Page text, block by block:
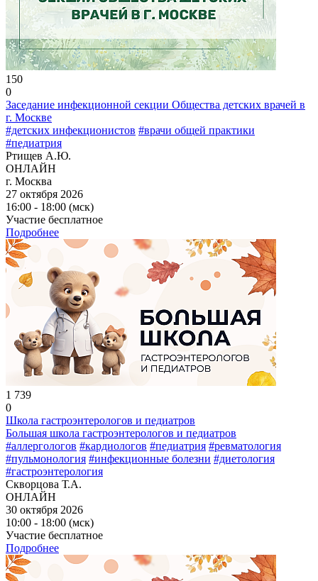
150
0
Заседание инфекционной секции Общества детских врачей в
г. Москве
#детских инфекционистов #врачи общей практики
#педиатрия
Ртищев А.Ю.
ОНЛАЙН
г. Москва
27 октября 2026
16:00 - 18:00 (мск)
Участие бесплатное
Подробнее
1 739
0
Школа гастроэнтерологов и педиатров
Большая школа гастроэнтерологов и педиатров
#аллергологов #кардиологов #педиатрия #ревматология
#пульмонология #инфекционные болезни #диетология
#гастроэнтерология
Скворцова Т.А.
ОНЛАЙН
30 октября 2026
10:00 - 18:00 (мск)
Участие бесплатное
Подробнее